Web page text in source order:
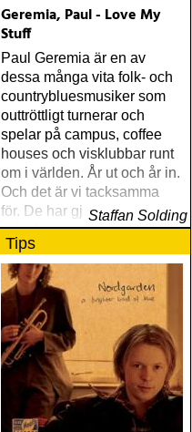
Geremia, Paul - Love My
Stuff
Paul Geremia är en av
dessa många vita folk- och
countrybluesmusiker som
outtröttligt turnerar och
spelar på campus, coffee
houses och visklubbar runt
om i världen. År ut och år in.
Och det är vi tacksamma
för. De har gjort stor nytta
och skapat mycken glädje
Staffan Solding
Tips